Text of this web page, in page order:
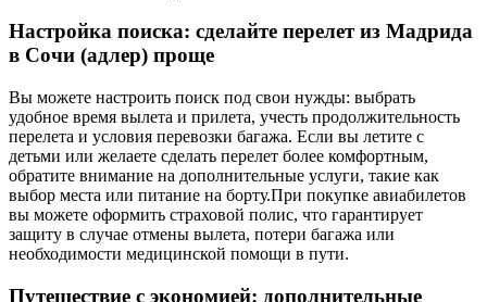
Настройка поиска: сделайте перелет из Мадрида
в Сочи (адлер) проще
Вы можете настроить поиск под свои нужды: выбрать
удобное время вылета и прилета, учесть продолжительность
перелета и условия перевозки багажа. Если вы летите с
детьми или желаете сделать перелет более комфортным,
обратите внимание на дополнительные услуги, такие как
выбор места или питание на борту.При покупке авиабилетов
вы можете оформить страховой полис, что гарантирует
защиту в случае отмены вылета, потери багажа или
необходимости медицинской помощи в пути.
Путешествие с экономией: дополнительные